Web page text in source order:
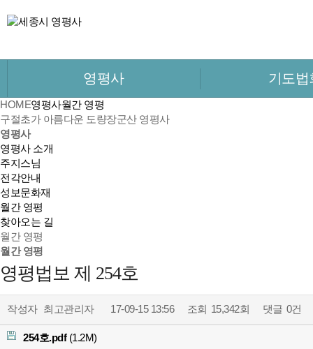
영평사 기도법
HOME영평사월간 영평
구절초가 아름다운 도량장군산 영평사
영평사
영평사 소개
주지스님
전각안내
성보문화재
월간 영평
찾아오는 길
월간 영평
월간 영평
영평법보 제 254호
작성자 최고관리자 17-09-15 13:56 조회 15,342회 댓글 0건
254호.pdf(1.2M)